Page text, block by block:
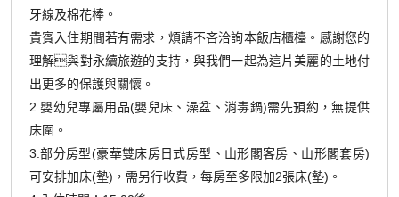
牙線及棉花棒。
貴賓入住期間若有需求，煩請不吝洽詢本飯店櫃檯。感謝您的
理解與對永續旅遊的支持，與我們一起為這片美麗的土地付
出更多的保護與關懷。
2.嬰幼兒專屬用品(嬰兒床、澡盆、消毒鍋)需先預約，無提供
床圍。
3.部分房型(豪華雙床房日式房型、山形閣客房、山形閣套房)
可安排加床(墊)，需另行收費，每房至多限加2張床(墊)。